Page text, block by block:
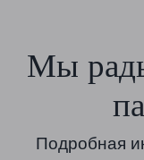
Мы
Подробная